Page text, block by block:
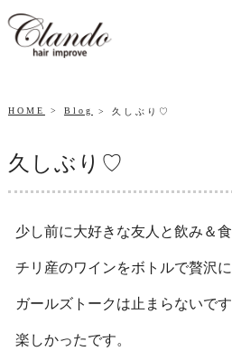
HOME Blog 久しぶり♡
久しぶり♡
少し前に大好きな友人と飲み＆
チリ産のワインをボトルで贅沢
ガールズトークは止まらないで
楽しかったです。